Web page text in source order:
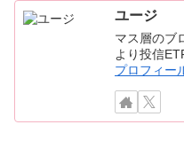
ユージ
マス層のブ
より投信
プロフィー